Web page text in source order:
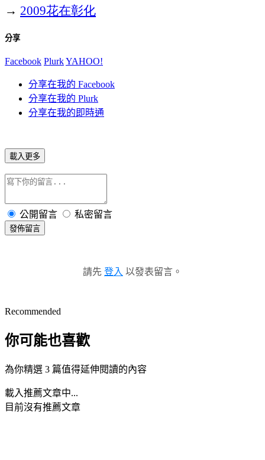
→ 2009花在彰化
分享
Facebook PlurkYAHOO!
分享在我的 Facebook
分享在我的 Plurk
分享在我的即時通
載入更多
公開留言 私密留言
發佈留言
請先 登入 以發表留言。
Recommended
你可能也喜歡
為你精選 3 篇值得延伸閱讀的內容
載入推薦文章中...
目前沒有推薦文章